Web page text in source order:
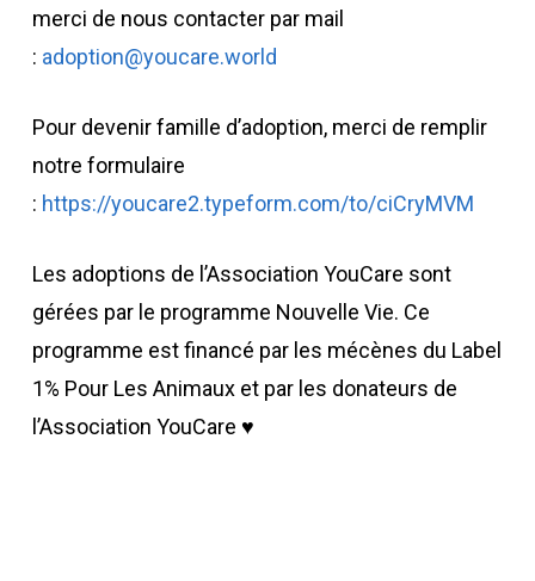
merci de nous contacter par mail
: adoption@youcare.world
Pour devenir famille d’adoption, merci de remplir
notre formulaire
: https://youcare2.typeform.com/to/ciCryMVM
Les adoptions de l’Association YouCare sont
gérées par le programme Nouvelle Vie. Ce
programme est financé par les mécènes du Label
1% Pour Les Animaux et par les donateurs de
l’Association YouCare ♥